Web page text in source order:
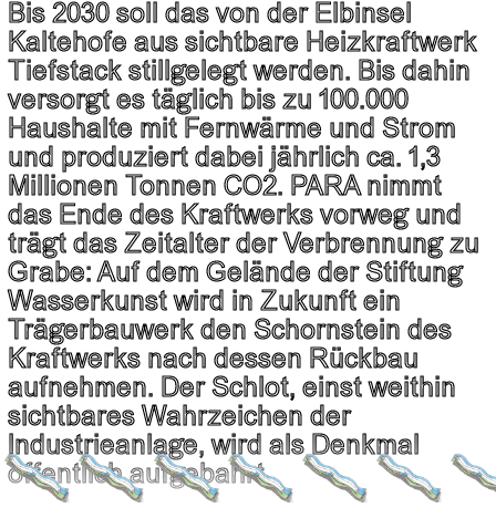
Bis 2030 soll das von der Elbinsel
Kaltehofe aus sichtbare Heizkraftwerk
Tiefstack stillgelegt werden. Bis dahin
versorgt es täglich bis zu 100.000
Haushalte mit Fernwärme und Strom
und produziert dabei jährlich ca. 1,3
Millionen Tonnen CO2. PARA nimmt
das Ende des Kraftwerks vorweg und
trägt das Zeitalter der Verbrennung zu
Grabe: Auf dem Gelände der Stiftung
Wasserkunst wird in Zukunft ein
Trägerbauwerk den Schornstein des
Kraftwerks nach dessen Rückbau
aufnehmen. Der Schlot, einst weithin
sichtbares Wahrzeichen der
Industrieanlage, wird als Denkmal
öffentlich aufgebahrt.